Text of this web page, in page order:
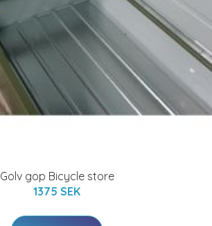
Golv gop Bicycle store
1375 SEK